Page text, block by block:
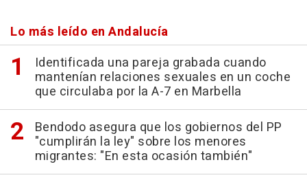
Lo más leído en Andalucía
Identificada una pareja grabada cuando
mantenían relaciones sexuales en un coche
que circulaba por la A-7 en Marbella
Bendodo asegura que los gobiernos del PP
"cumplirán la ley" sobre los menores
migrantes: "En esta ocasión también"